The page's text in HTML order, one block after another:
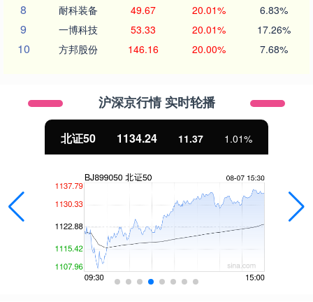
8 耐科装备 49.67 20.01% 6.83%
9 一博科技 53.33 20.01% 17.26%
10 方邦股份 146.16 20.00% 7.68%
沪深京行情 实时轮播
北证50 1134.24 11.37 1.01%